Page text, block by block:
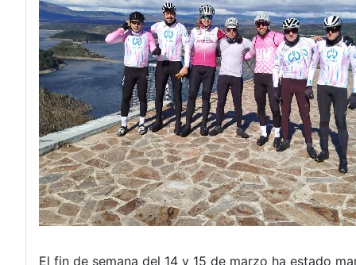
El fin de semana del 14 y 15 de marzo ha estado